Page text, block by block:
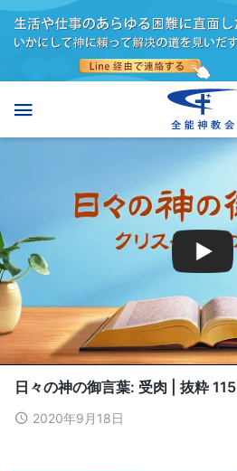
日々の神の御言葉: 受肉 | 抜粋 115
2020年9月18日